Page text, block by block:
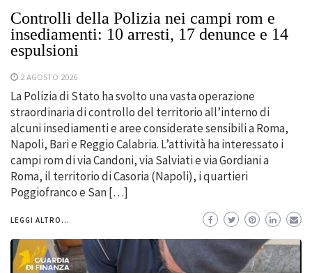
Controlli della Polizia nei campi rom e
insediamenti: 10 arresti, 17 denunce e 14
espulsioni
2 AGOSTO 2026
La Polizia di Stato ha svolto una vasta operazione
straordinaria di controllo del territorio all’interno di
alcuni insediamenti e aree considerate sensibili a Roma,
Napoli, Bari e Reggio Calabria. L’attività ha interessato i
campi rom di via Candoni, via Salviati e via Gordiani a
Roma, il territorio di Casoria (Napoli), i quartieri
Poggiofranco e San […]
LEGGI ALTRO...